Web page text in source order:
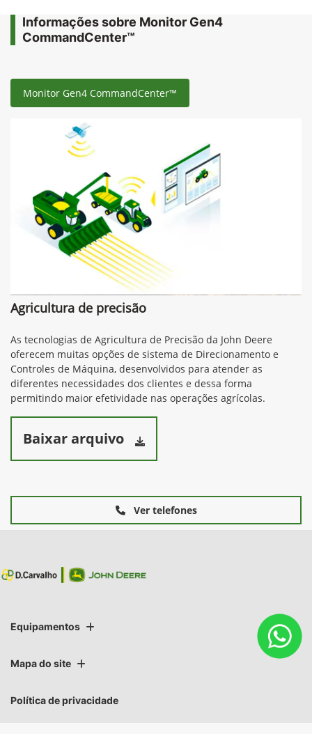
Informações sobre Monitor Gen4
CommandCenter™
Monitor Gen4 CommandCenter™
Agricultura de precisão
As tecnologias de Agricultura de Precisão da John Deere
oferecem muitas opções de sistema de Direcionamento e
Controles de Máquina, desenvolvidos para atender as
diferentes necessidades dos clientes e dessa forma
permitindo maior efetividade nas operações agrícolas.
Baixar arquivo
Ver telefones
Equipamentos
Mapa do site
Política de privacidade